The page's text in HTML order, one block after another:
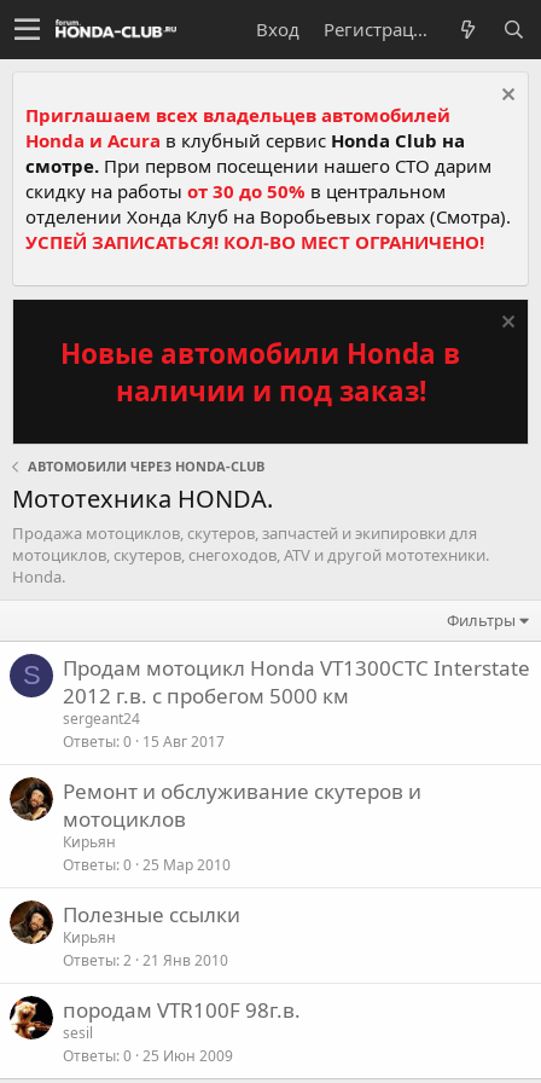
Вход Регистрация
Приглашаем всех владельцев автомобилей
Honda и Acura в клубный сервис Honda Club на
смотре. При первом посещении нашего СТО дарим
скидку на работы от 30 до 50% в центральном
отделении Хонда Клуб на Воробьевых горах (Смотра).
УСПЕЙ ЗАПИСАТЬСЯ! КОЛ-ВО МЕСТ ОГРАНИЧЕНО!
Новые автомобили Honda в
наличии и под заказ!
АВТОМОБИЛИ ЧЕРЕЗ HONDA-CLUB
Мототехника HONDA.
Продажа мотоциклов, скутеров, запчастей и экипировки для
мотоциклов, скутеров, снегоходов, ATV и другой мототехники.
Honda.
Фильтры
S
Продам мотоцикл Honda VT1300CTC Interstate
2012 г.в. с пробегом 5000 км
sergeant24
Ответы 0 15 Авг 2017
Ремонт и обслуживание скутеров и
мотоциклов
Кирьян
Ответы 0 25 Мар 2010
Полезные ссылки
Кирьян
Ответы 2 21 Янв 2010
породам VTR100F 98г.в.
sesil
Ответы 0 25 Июн 2009